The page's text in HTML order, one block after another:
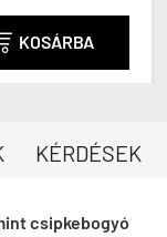
KOSÁRBA
KÉRDÉSEK
csipkebogyó